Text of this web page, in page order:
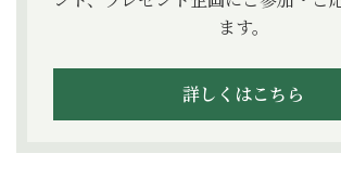
ます。
詳しくはこちら